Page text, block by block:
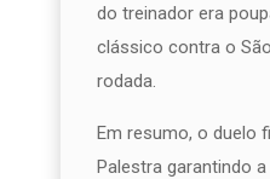
do treinador era
clássico contra o
rodada.
Em resumo, o duelo
Palestra garantindo